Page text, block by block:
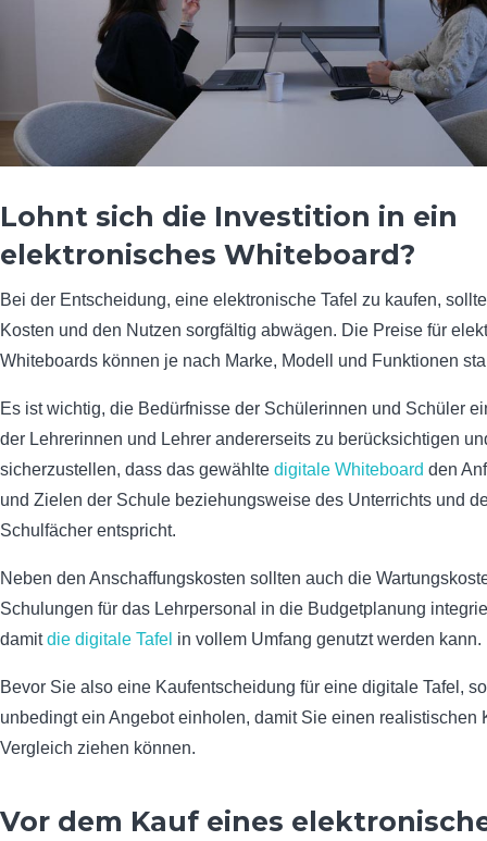
Lohnt sich die Investition in ein
elektronisches Whiteboard?
Bei der Entscheidung, eine elektronische Tafel zu kaufen,
Kosten und den Nutzen sorgfältig abwägen. Die Preise für
Whiteboards können je nach Marke, Modell und Funktionen
Es ist wichtig, die Bedürfnisse der Schülerinnen und Schüler
der Lehrerinnen und Lehrer andererseits zu berücksichtigen
sicherzustellen, dass das gewählte digitale Whiteboard den
und Zielen der Schule beziehungsweise des Unterrichts und
Schulfächer entspricht.
Neben den Anschaffungskosten sollten auch die
Schulungen für das Lehrpersonal in die Budgetplanung
damitdie digitale Tafel in vollem Umfang genutzt werden kann.
Bevor Sie also eine Kaufentscheidung für eine digitale Tafel,
unbedingt ein Angebot einholen, damit Sie einen realistischen
Vergleich ziehen können.
Vor dem Kauf eines